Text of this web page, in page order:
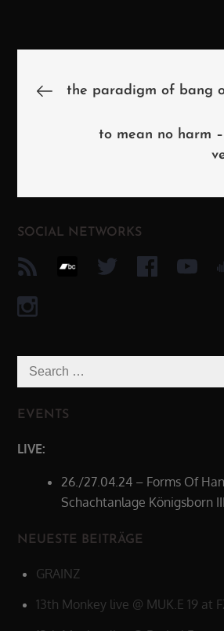
the paradigm of bang
to mean no harm
SOCIAL NETWORKS
Search
for:
EVENTS
LIVE:
26./27.04.24 – Forms Of
Schachtanlage Königsborn
NEUESTE BEITRÄGE
GRAINZ
13th Monkey live @ MUK.E 19 at